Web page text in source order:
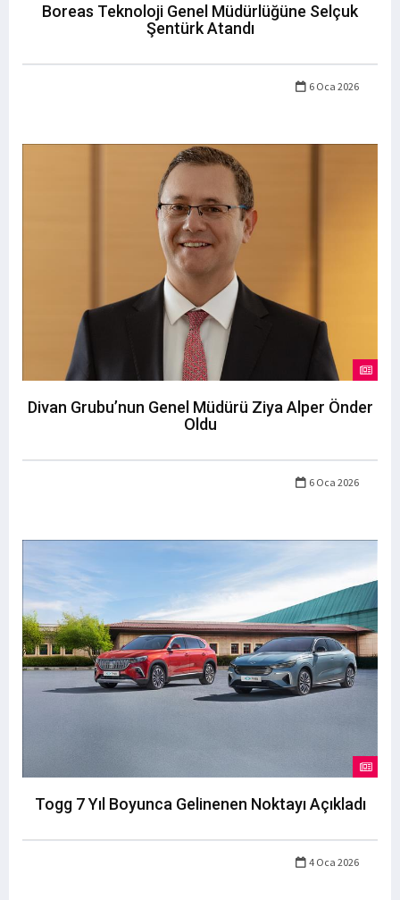
Boreas Teknoloji Genel Müdürlüğüne Selçuk
Şentürk Atandı
6 Oca 2026
Divan Grubu’nun Genel Müdürü Ziya Alper Önder
Oldu
6 Oca 2026
Togg 7 Yıl Boyunca Gelinenen Noktayı Açıkladı
4 Oca 2026